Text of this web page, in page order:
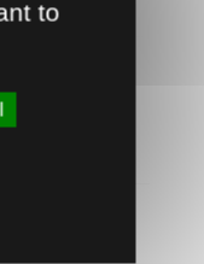
À UN AMI
to